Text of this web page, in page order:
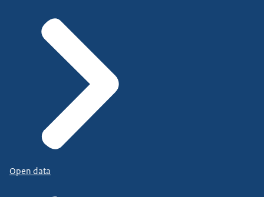
Open data